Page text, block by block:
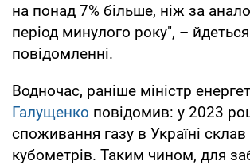
на понад 7% більше, ніж за
період минулого року", –
повідомленні.
Водночас, раніше міністр
Галущенко повідомив: у 2023
споживання газу в Україні
кубометрів. Таким чином, для